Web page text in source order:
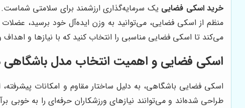
خرید اسکی فضایی یک سرمایه‌گذاری ارزشمند برای سلامتی
منظم از اسکی فضایی، می‌توانید به وزن ایده‌آل خود برسید،
می‌کند تا اسکی فضایی مناسبی را انتخاب کنید که با نیازها و
اسکی فضایی و اهمیت انتخاب مدل
اسکی فضایی باشگاهی، به دلیل ساختار مقاوم و امکانات
طراحی شده‌اند و می‌توانند نیازهای ورزشکاران حرفه‌ای را به خوبی